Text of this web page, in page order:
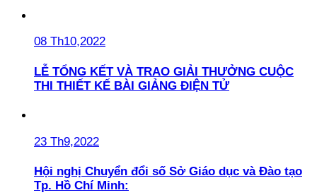
08 Th10,2022
LỄ TỔNG KẾT VÀ TRAO GIẢI THƯỞNG CUỘC
THI THIẾT KẾ BÀI GIẢNG ĐIỆN TỬ
23 Th9,2022
Hội nghị Chuyển đổi số Sở Giáo dục và Đào tạo
Tp. Hồ Chí Minh: